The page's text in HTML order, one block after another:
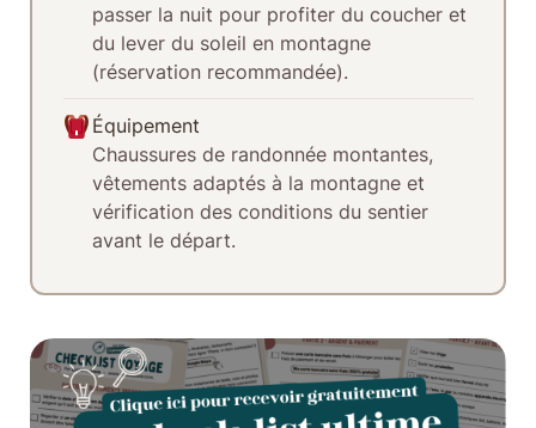
passer la nuit pour profiter du coucher et
du lever du soleil en montagne
(réservation recommandée).
Équipement
Chaussures de randonnée montantes,
vêtements adaptés à la montagne et
vérification des conditions du sentier
avant le départ.